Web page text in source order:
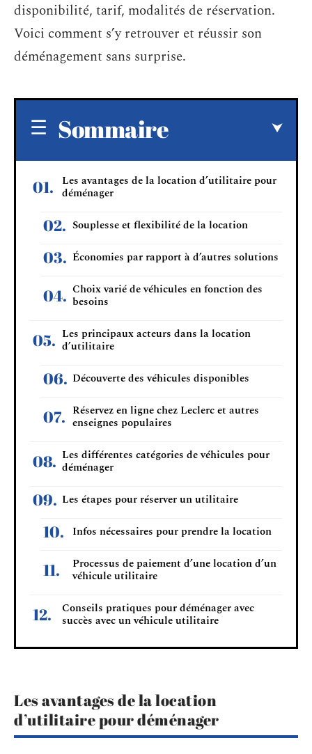
disponibilité, tarif, modalités de réservation.
Voici comment s’y retrouver et réussir son
déménagement sans surprise.
Sommaire
Les avantages de la location d’utilitaire pour
déménager
Souplesse et flexibilité de la location
Économies par rapport à d’autres solutions
Choix varié de véhicules en fonction des
besoins
Les principaux acteurs dans la location
d’utilitaire
Découverte des véhicules disponibles
Réservez en ligne chez Leclerc et autres
enseignes populaires
Les différentes catégories de véhicules pour
déménager
Les étapes pour réserver un utilitaire
Infos nécessaires pour prendre la location
Processus de paiement d’une location d’un
véhicule utilitaire
Conseils pratiques pour déménager avec
succès avec un véhicule utilitaire
Les avantages de la location
d’utilitaire pour déménager